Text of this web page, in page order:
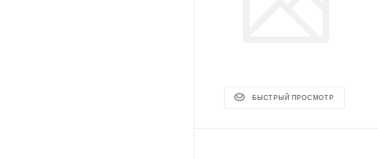
БЫСТРЫЙ ПРОСМОТР